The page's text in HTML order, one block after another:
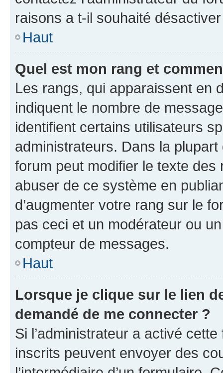
raisons a t-il souhaité
Haut
Quel est mon rang et
Les rangs, qui apparaissent en
indiquent le nombre de
identifient certains utilisateurs
administrateurs. Dans la
forum peut modifier le texte
abuser de ce système en
d’augmenter votre rang sur le
pas ceci et un modérateur ou
compteur de messages.
Haut
Lorsque je clique sur le lien
demandé de me connecter ?
Si l’administrateur a activé
inscrits peuvent envoyer des